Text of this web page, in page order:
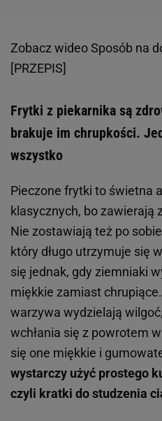
Zobacz wideoSposób na
[PRZEPIS]
Frytki z piekarnika są
brakuje im chrupkości.
wszystko
Pieczone frytki to świetna
klasycznych, bo zawierają
Nie zostawiają też po
który długo utrzymuje się
się jednak, gdy ziemniaki
miękkie zamiast
warzywa wydzielają
wchłania się z powrotem
się one miękkie i
wystarczy użyć prostego
czyli kratki do studzenia